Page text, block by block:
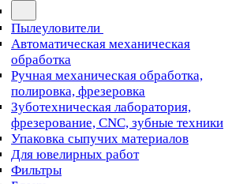
Пылеуловители
Автоматическая механическая
обработка
Ручная механическая обработка,
полировка, фрезеровка
Зуботехническая лаборатория,
фрезерование, CNC, зубные техники
Упаковка сыпучих материалов
Для ювелирных работ
Фильтры